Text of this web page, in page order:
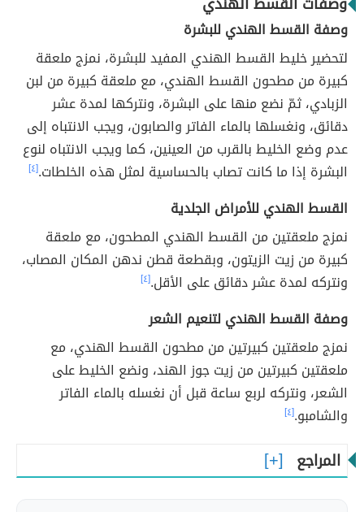
وصفة القسط الهندي للبشرة
لتحضير خليط القسط الهندي المفيد للبشرة، نمزج ملعقة
كبيرة من مطحون القسط الهندي، مع ملعقة كبيرة من لبن
الزبادي، ثمّ نضع منها على البشرة، ونتركها لمدة عشر
دقائق، ونغسلها بالماء الفاتر والصابون، ويجب الانتباه إلى
عدم وضع الخليط بالقرب من العينين، كما ويجب الانتباه لنوع
البشرة إذا ما كانت تصاب بالحساسية لمثل هذه الخلطات.[٤]
القسط الهندي للأمراض الجلدية
نمزج ملعقتين من القسط الهندي المطحون، مع ملعقة
كبيرة من زيت الزيتون، وبقطعة قطن ندهن المكان المصاب،
ونتركه لمدة عشر دقائق على الأقل.[٤]
وصفة القسط الهندي لتنعيم الشعر
نمزج ملعقتين كبيرتين من مطحون القسط الهندي، مع
ملعقتين كبيرتين من زيت جوز الهند، ونضع الخليط على
الشعر، ونتركه لربع ساعة قبل أن نغسله بالماء الفاتر
والشامبو.[٤]
المراجع